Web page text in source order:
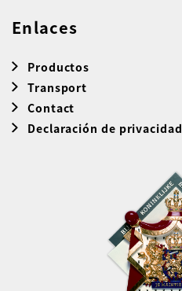
Enlaces
Productos
Transport
Contact
Declaración de privacidad